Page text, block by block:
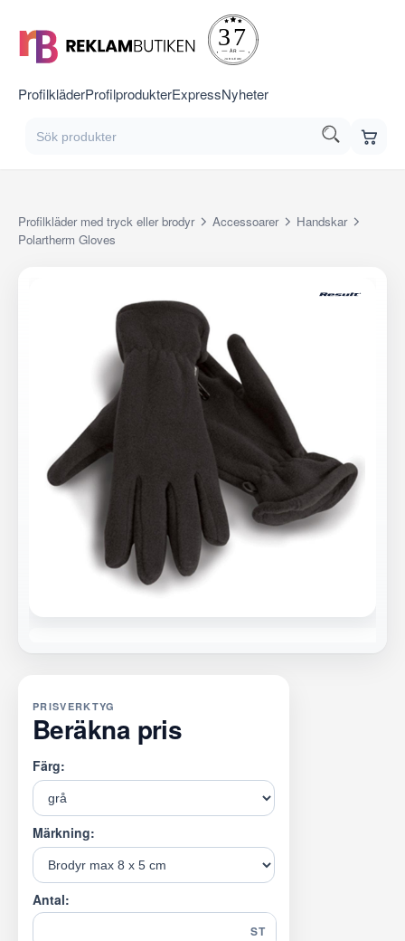
ProfilkläderProfilprodukterExpressNyheter
Profilkläder med tryck eller brodyr Accessoarer
Handskar
Polartherm Gloves
PRISVERKTYG
Beräkna pris
Färg:
Märkning:
Antal:
ST